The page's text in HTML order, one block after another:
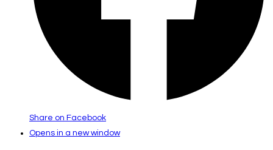
Share on Facebook
Opens in a new window